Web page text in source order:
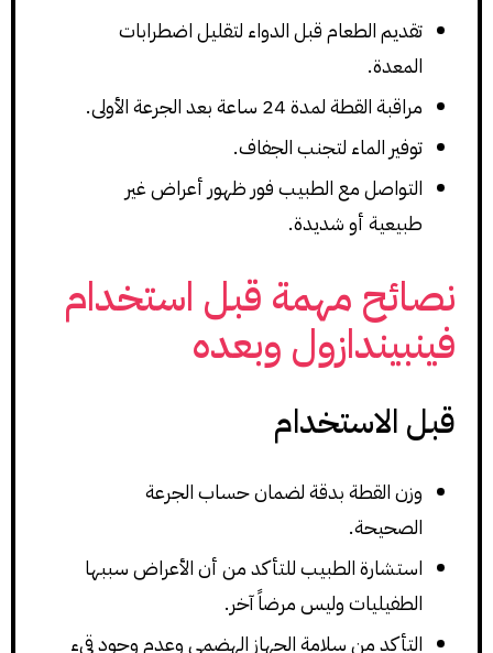
تقديم الطعام قبل الدواء لتقليل اضطرابات
المعدة.
مراقبة القطة لمدة 24 ساعة بعد الجرعة الأولى.
توفير الماء لتجنب الجفاف.
التواصل مع الطبيب فور ظهور أعراض غير
طبيعية أو شديدة.
نصائح مهمة قبل استخدام
فينبيندازول وبعده
قبل الاستخدام
وزن القطة بدقة لضمان حساب الجرعة
الصحيحة.
استشارة الطبيب للتأكد من أن الأعراض سببها
الطفيليات وليس مرضاً آخر.
التأكد من سلامة الجهاز الهضمي وعدم وجود قيء